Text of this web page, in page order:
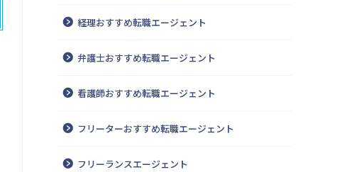
経理おすすめ転職エージェント
弁護士おすすめ転職エージェント
看護師おすすめ転職エージェント
フリーターおすすめ転職エージェント
フリーランスエージェント